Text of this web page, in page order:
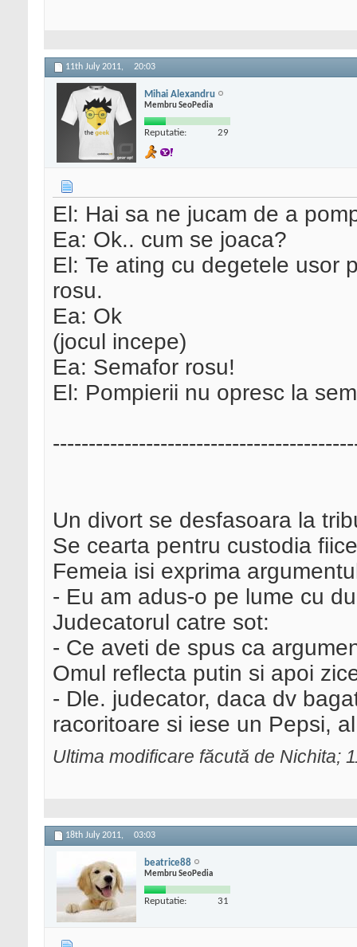
11th July 2011, 20:03
Mihai Alexandru
Membru SeoPedia
Reputatie: 29
El: Hai sa ne jucam de a
Ea: Ok.. cum se joaca?
El: Te ating cu degetele usor
rosu.
Ea: Ok
(jocul incepe)
Ea: Semafor rosu!
El: Pompierii nu opresc la
Un divort se desfasoara la
Se cearta pentru custodia
Femeia isi exprima
- Eu am adus-o pe lume cu
Judecatorul catre sot:
- Ce aveti de spus ca
Omul reflecta putin si apoi
- Dle. judecator, daca dv
racoritoare si iese un Pepsi,
Ultima modificare făcută de Nichita;
18th July 2011, 03:03
beatrice88
Membru SeoPedia
Reputatie: 31